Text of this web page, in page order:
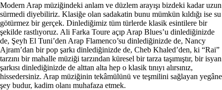
Modern Arap müziğindeki anlam ve düzlem arayışı bizdeki kadar uzun
sürmedi diyebiliriz. Klasiğe olan sadakatin bunu mümkün kıldığı ise su
götürmez bir gerçek. Dinlediğimiz tüm türlerde klasik esintilere bir
şekilde rastlıyoruz. Ali Farka Toure açıp Arap Blues’u dinlediğinizde
de, Şeyh El Tuni’den Arap Flamenco’su dinlediğinizde de, Nancy
Ajram’dan bir pop şarkı dinlediğinizde de, Cheb Khaled’den, ki “Rai”
tarzını bir mahalle müziği tarzından küresel bir tarza taşımıştır, bir isyan
şarkısı dinlediğinizde de alttan alta hep o klasik tınıyı alırsınız,
hissedersiniz. Arap müziğinin tekâmülünü ve teşmilini sağlayan yegâne
şey budur, kadim olanı muhafaza etmek.